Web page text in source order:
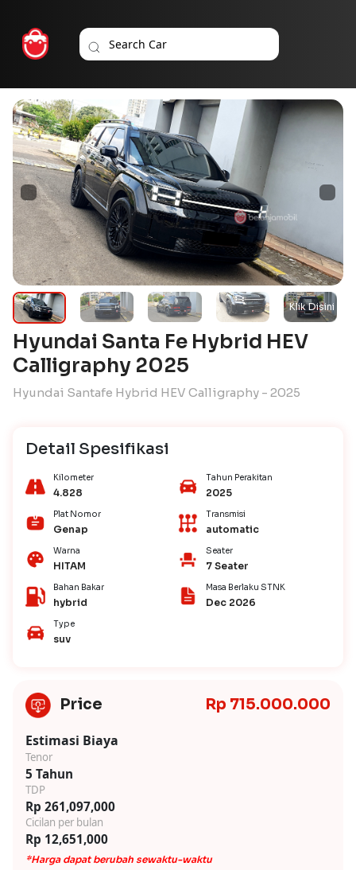
Hyundai Santa Fe Hybrid HEV
Calligraphy 2025
Hyundai Santafe Hybrid HEV Calligraphy - 2025
Detail Spesifikasi
Kilometer
4.828
Tahun Perakitan
2025
Plat Nomor
Genap
Transmisi
automatic
Warna
HITAM
Seater
7 Seater
Bahan Bakar
hybrid
Masa Berlaku STNK
Dec 2026
Type
suv
Price Rp 715.000.000
Estimasi Biaya
Tenor
5 Tahun
TDP
Rp 261,097,000
Cicilan per bulan
Rp 12,651,000
*Harga dapat berubah sewaktu-waktu